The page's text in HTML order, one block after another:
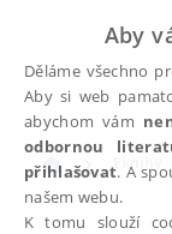
Eknihy
Aby
Děláme všechno
Aby si web
abychom vám
odbornou
přihlašovat. A
našem webu.
K tomu slouží